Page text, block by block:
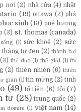
nơi (2) nhà cửa (4) nhật
(19) ottawa (2) phá
sinh (13) quê hương
(3) st. thomas (canada)
(1) sức khoẻ (2) sức
tháng tư đen (2) thành bại
(3) thể dục (1) thế giới (1) thị
(2) thiên nhiên (6) thiên
giản (1) tin mừng (2) tình
(49) tổ tiên (6) tội (7)
tư (28) trung quốc (2)
domini (1) việt nam (14)